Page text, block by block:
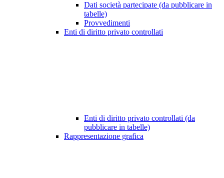
Dati società partecipate (da pubblicare in
tabelle)
Provvedimenti
Enti di diritto privato controllati
Enti di diritto privato controllati (da
pubblicare in tabelle)
Rappresentazione grafica